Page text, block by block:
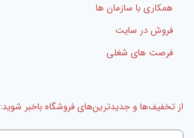
همکاری با سازمان ها
فروش در سایت
فرصت های شغلی
از تخفیف‌ها و جدیدترین‌های فروشگاه باخبر شوید: